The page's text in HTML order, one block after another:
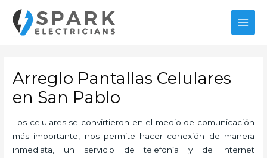
contenido
Arreglo Pantallas Celulares
en San Pablo
Los celulares se convirtieron en el medio de comunicación
más importante, nos permite hacer conexión de manera
inmediata, un servicio de telefonía y de internet